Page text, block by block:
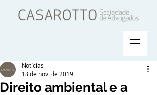
Direito ambiental e a
Notícias
18 de nov. de 2019